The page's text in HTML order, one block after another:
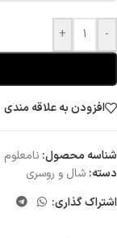
-
+
افزودن به علاقه مندی
شناسه محصول: نامعلوم
دسته: شال و روسری
اشتراک گذاری: